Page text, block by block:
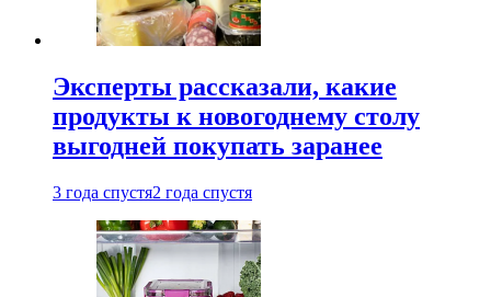
Эксперты рассказали, какие
продукты к новогоднему столу
выгодней покупать заранее
3 года спустя2 года спустя